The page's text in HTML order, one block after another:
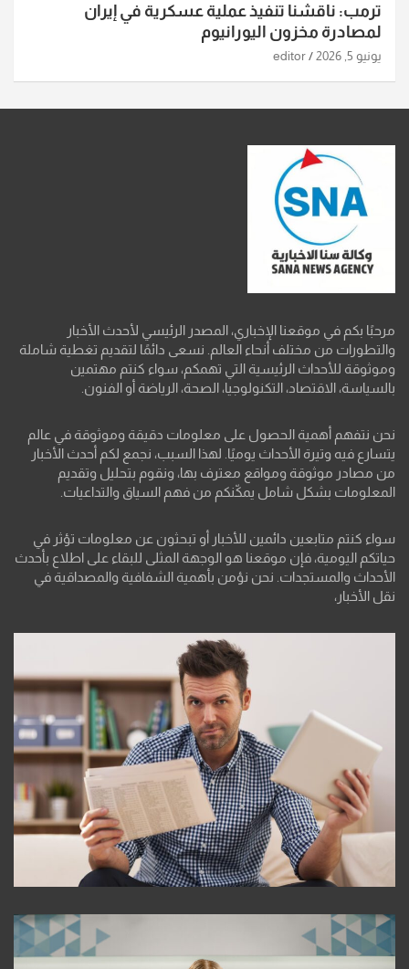
ترمب: ناقشنا تنفيذ عملية عسكرية في إيران
لمصادرة مخزون اليورانيوم
يونيو 5, 2026 editor
مرحبًا بكم في موقعنا الإخباري، المصدر الرئيسي لأحدث الأخبار
والتطورات من مختلف أنحاء العالم. نسعى دائمًا لتقديم تغطية شاملة
وموثوقة للأحداث الرئيسية التي تهمكم، سواء كنتم مهتمين
بالسياسة، الاقتصاد، التكنولوجيا، الصحة، الرياضة أو الفنون.
نحن نتفهم أهمية الحصول على معلومات دقيقة وموثوقة في عالم
يتسارع فيه وتيرة الأحداث يوميًا. لهذا السبب، نجمع لكم أحدث الأخبار
من مصادر موثوقة ومواقع معترف بها، ونقوم بتحليل وتقديم
المعلومات بشكل شامل يمكّنكم من فهم السياق والتداعيات.
سواء كنتم متابعين دائمين للأخبار أو تبحثون عن معلومات تؤثر في
حياتكم اليومية، فإن موقعنا هو الوجهة المثلى للبقاء على اطلاع بأحدث
الأحداث والمستجدات. نحن نؤمن بأهمية الشفافية والمصداقية في
نقل الأخبار،